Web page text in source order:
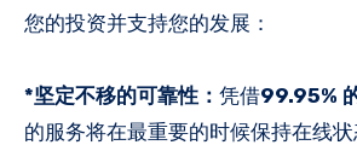
您的投资并支持您的发展：
*坚定不移的可靠性： 凭借99.95%
的服务将在最重要的时候保持在线状